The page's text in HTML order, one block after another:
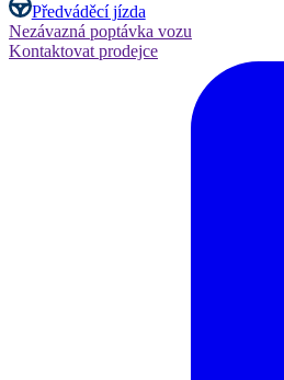
Předváděcí jízda
Nezávazná poptávka vozu
Kontaktovat prodejce